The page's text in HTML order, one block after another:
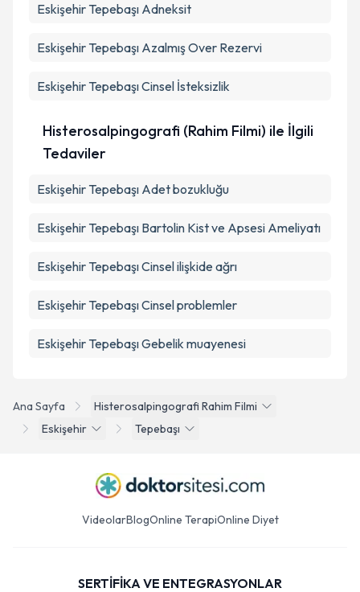
Ana Sayfa
Histerosalpingografi Rahim Filmi
Eskişehir
Tepebaşı
Eskişehir Tepebaşı Adneksit
Eskişehir Tepebaşı Azalmış Over Rezervi
Eskişehir Tepebaşı Cinsel İsteksizlik
Histerosalpingografi (Rahim Filmi) ile İlgili
Tedaviler
Eskişehir Tepebaşı Adet bozukluğu
Eskişehir Tepebaşı Bartolin Kist ve Apsesi Ameliyatı
Eskişehir Tepebaşı Cinsel ilişkide ağrı
Eskişehir Tepebaşı Cinsel problemler
Eskişehir Tepebaşı Gebelik muayenesi
VideolarBlogOnline TerapiOnline Diyet
SERTİFİKA VE ENTEGRASYONLAR